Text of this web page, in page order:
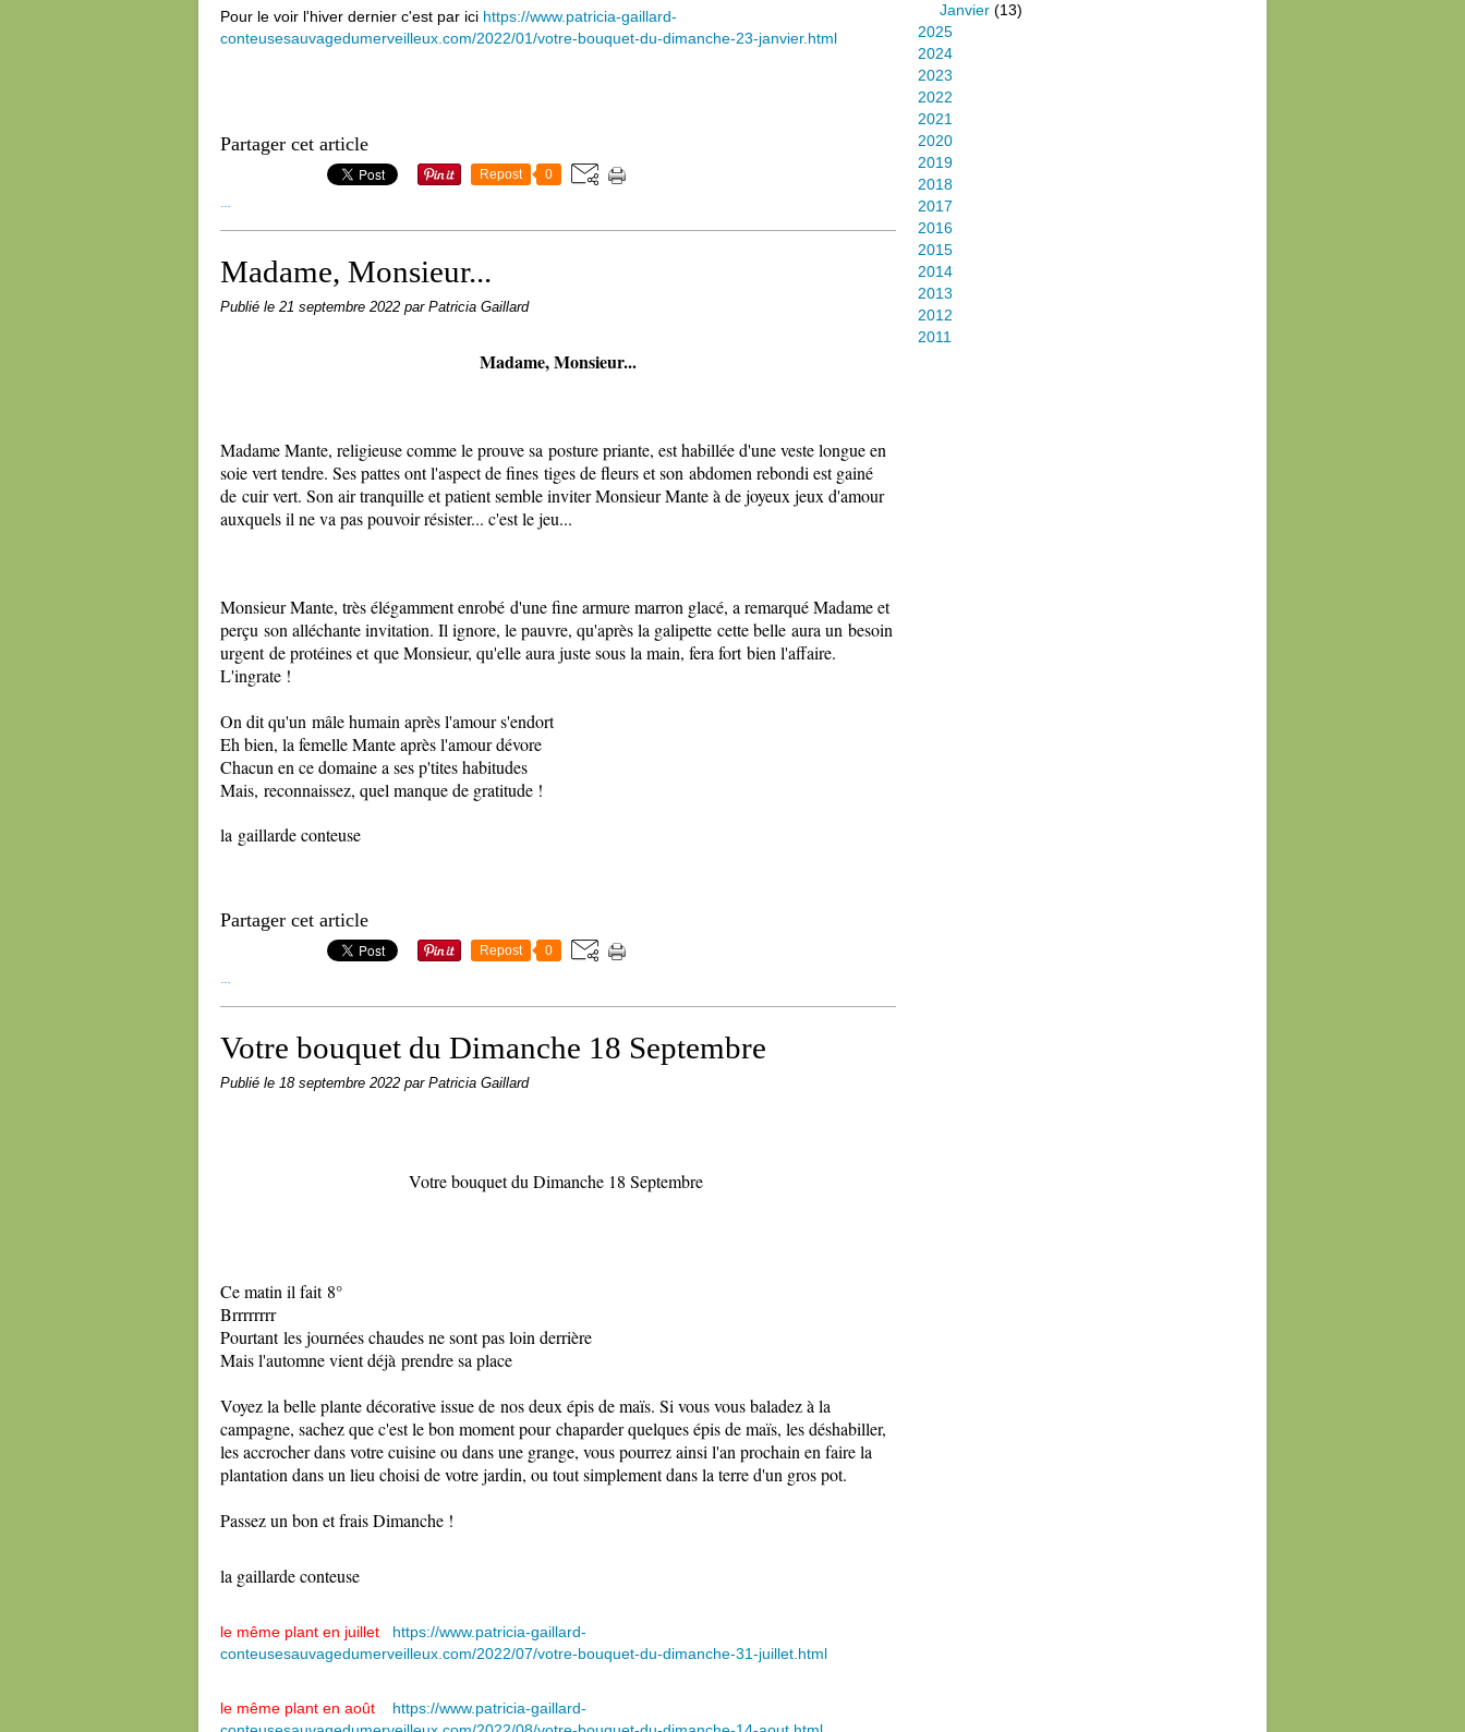
Pour le voir l'hiver dernier c'est par ici https://www.patricia-gaillard-
conteusesauvagedumerveilleux.com/2022/01/votre-bouquet-du-dimanche-23-janvier.html
Partager cet article
Repost 0
Madame, Monsieur...
Publié le 21 septembre 2022 par Patricia Gaillard
Madame, Monsieur...
Madame Mante, religieuse comme le prouve sa posture priante, est habillée d'une veste longue en
soie vert tendre. Ses pattes ont l'aspect de fines tiges de fleurs et son abdomen rebondi est gainé
de cuir vert. Son air tranquille et patient semble inviter Monsieur Mante à de joyeux jeux d'amour
auxquels il ne va pas pouvoir résister... c'est le jeu...
Monsieur Mante, très élégamment enrobé d'une fine armure marron glacé, a remarqué Madame et
perçu son alléchante invitation. Il ignore, le pauvre, qu'après la galipette cette belle aura un besoin
urgent de protéines et que Monsieur, qu'elle aura juste sous la main, fera fort bien l'affaire.
L'ingrate !
On dit qu'un mâle humain après l'amour s'endort
Eh bien, la femelle Mante après l'amour dévore
Chacun en ce domaine a ses p'tites habitudes
Mais, reconnaissez, quel manque de gratitude !
la gaillarde conteuse
Partager cet article
Repost 0
Votre bouquet du Dimanche 18 Septembre
Publié le 18 septembre 2022 par Patricia Gaillard
Votre bouquet du Dimanche 18 Septembre
Ce matin il fait 8°
Brrrrrrrr
Pourtant les journées chaudes ne sont pas loin derrière
Mais l'automne vient déjà prendre sa place
Voyez la belle plante décorative issue de nos deux épis de maïs. Si vous vous baladez à la
campagne, sachez que c'est le bon moment pour chaparder quelques épis de maïs, les déshabiller,
les accrocher dans votre cuisine ou dans une grange, vous pourrez ainsi l'an prochain en faire la
plantation dans un lieu choisi de votre jardin, ou tout simplement dans la terre d'un gros pot.
Passez un bon et frais Dimanche !
la gaillarde conteuse
le même plant en juillet https://www.patricia-gaillard-
conteusesauvagedumerveilleux.com/2022/07/votre-bouquet-du-dimanche-31-juillet.html
le même plant en août https://www.patricia-gaillard-
Janvier (13)
2025
2024
2023
2022
2021
2020
2019
2018
2017
2016
2015
2014
2013
2012
2011